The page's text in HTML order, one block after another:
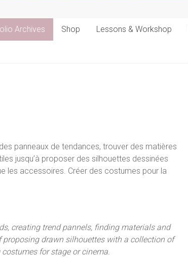
Archives Shop Lessons & Workshop
panneaux de tendances, trouver des matières
jusqu’à proposer des silhouettes dessinées
les accessoires. Créer des costumes pour la
creating trend pannels, finding materials and
drawn silhouettes with a collection of
for stage or cinema.